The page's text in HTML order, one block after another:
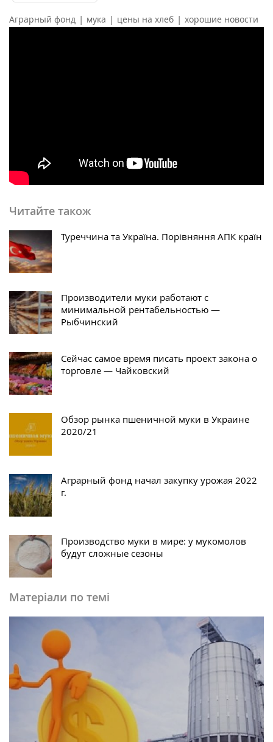
Аграрный фонд | мука | цены на хлеб | хорошие новости
Читайте також
Туреччина та Україна. Порівняння АПК країн
Производители муки работают с
минимальной рентабельностью —
Рыбчинский
Сейчас самое время писать проект закона о
торговле — Чайковский
Обзор рынка пшеничной муки в Украине
2020/21
Аграрный фонд начал закупку урожая 2022
г.
Производство муки в мире: у мукомолов
будут сложные сезоны
Матеріали по темі